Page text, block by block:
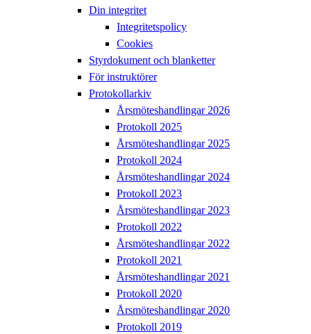
Din integritet
Integritetspolicy
Cookies
Styrdokument och blanketter
För instruktörer
Protokollarkiv
Årsmöteshandlingar 2026
Protokoll 2025
Årsmöteshandlingar 2025
Protokoll 2024
Årsmöteshandlingar 2024
Protokoll 2023
Årsmöteshandlingar 2023
Protokoll 2022
Årsmöteshandlingar 2022
Protokoll 2021
Årsmöteshandlingar 2021
Protokoll 2020
Årsmöteshandlingar 2020
Protokoll 2019